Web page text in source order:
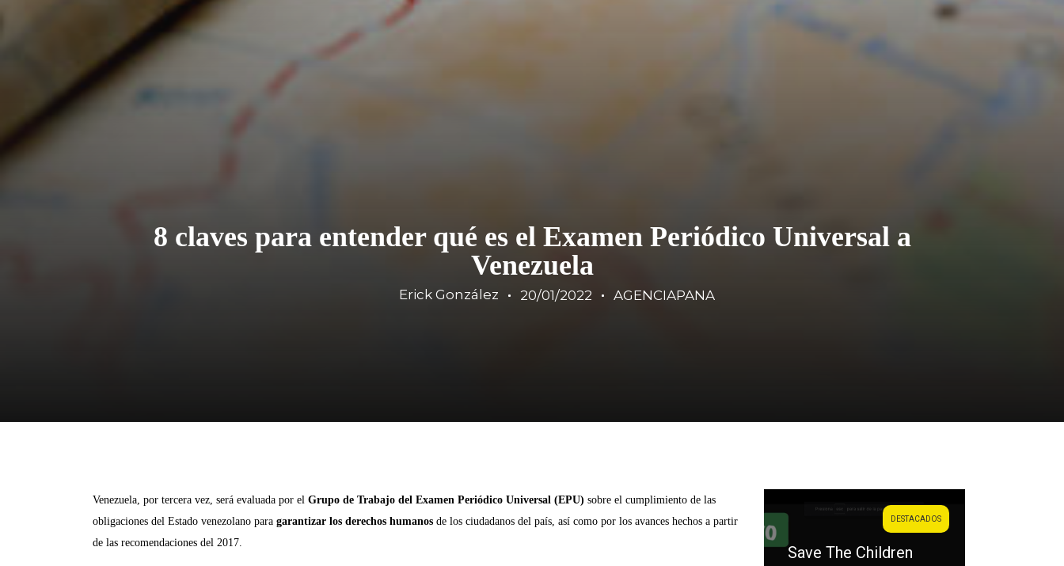
8 claves para entender qué es el Examen Periódico Universal a
Venezuela
Erick González 20/01/2022 AGENCIAPANA
Venezuela, por tercera vez, será evaluada por el Grupo de Trabajo del Examen Periódico Universal (EPU) sobre el cumplimiento de las
obligaciones del Estado venezolano para garantizar los derechos humanos de los ciudadanos del país, así como por los avances hechos a partir
de las recomendaciones del 2017.
Save The Children
DESTACADOS